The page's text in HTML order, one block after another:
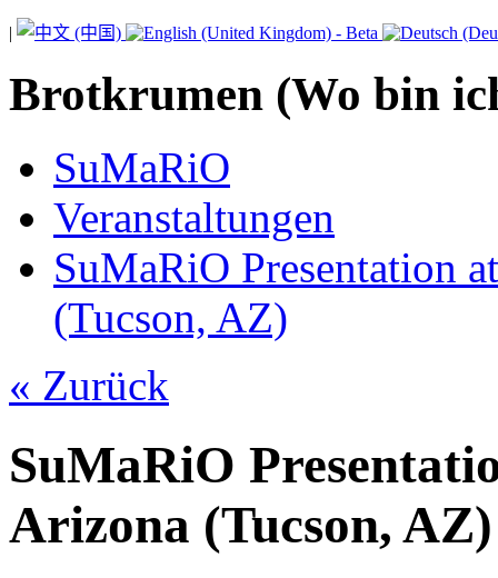
|
Brotkrumen (Wo bin
SuMaRiO
Veranstaltungen
SuMaRiO Presentation
(Tucson, AZ)
« Zurück
SuMaRiO
Arizona (Tucson, AZ)